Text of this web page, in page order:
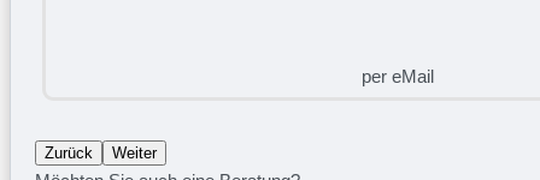
per eMail
Zurück Weiter